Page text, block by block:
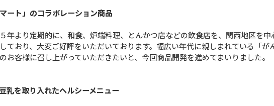
ート」のコラボレーション商品
年より定期的に、和食、炉端料理、とんかつ店などの飲食店を、関西地区を中
ており、大変ご好評をいただいております。幅広い年代に親しまれている「が
お客様に召し上がっていただきたいと、今回商品開発を進めてまいりました。
乳を取り入れたヘルシーメニュー